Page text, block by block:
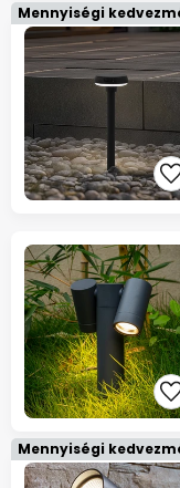
Mennyiségi
Mennyiségi